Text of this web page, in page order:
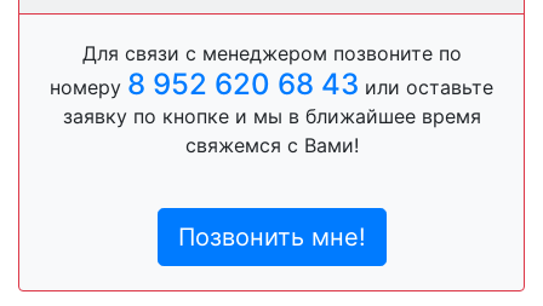
Для связи с менеджером позвоните по
номеру 8 952 620 68 43 или оставьте
заявку по кнопке и мы в ближайшее время
свяжемся с Вами!
Позвонить мне!